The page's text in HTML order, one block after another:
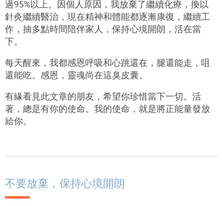
過95%以上。因個人原因，我放棄了繼續化療，換以
針灸繼續醫治，現在精神和體能都逐漸康復，繼續工
作，抽多點時間陪伴家人，保持心境開朗，活在當
下。
每天醒來，我都感恩呼吸和心跳還在，腿還能走，咀
還能吃。感恩，靈魂尚在這臭皮囊。
有緣看見此文章的朋友，希望你珍惜當下一切。活
著，總是有你的使命。我的使命，就是將正能量發放
給你。
不要放棄，保持心境開朗